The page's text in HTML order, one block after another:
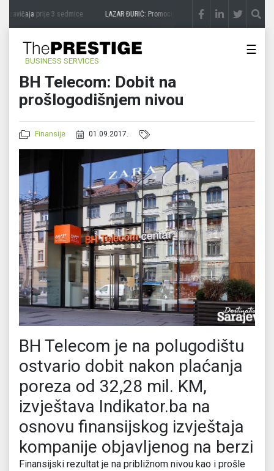
zavičajaprije 3 sedmice LAZAR ĐURIĆ: Promocija potencijal pretvara u destinaciju
BUSINESS SERVICES
☰
BH Telecom: Dobit na
prošlogodišnjem nivou
Finansije 01.09.2017.
BH Telecom je na polugodištu
ostvario dobit nakon plaćanja
poreza od 32,28 mil. KM,
izvještava Indikator.ba na
osnovu finansijskog izvještaja
kompanije objavljenog na berzi
Finansijski rezultat je na približnom nivou kao i prošle